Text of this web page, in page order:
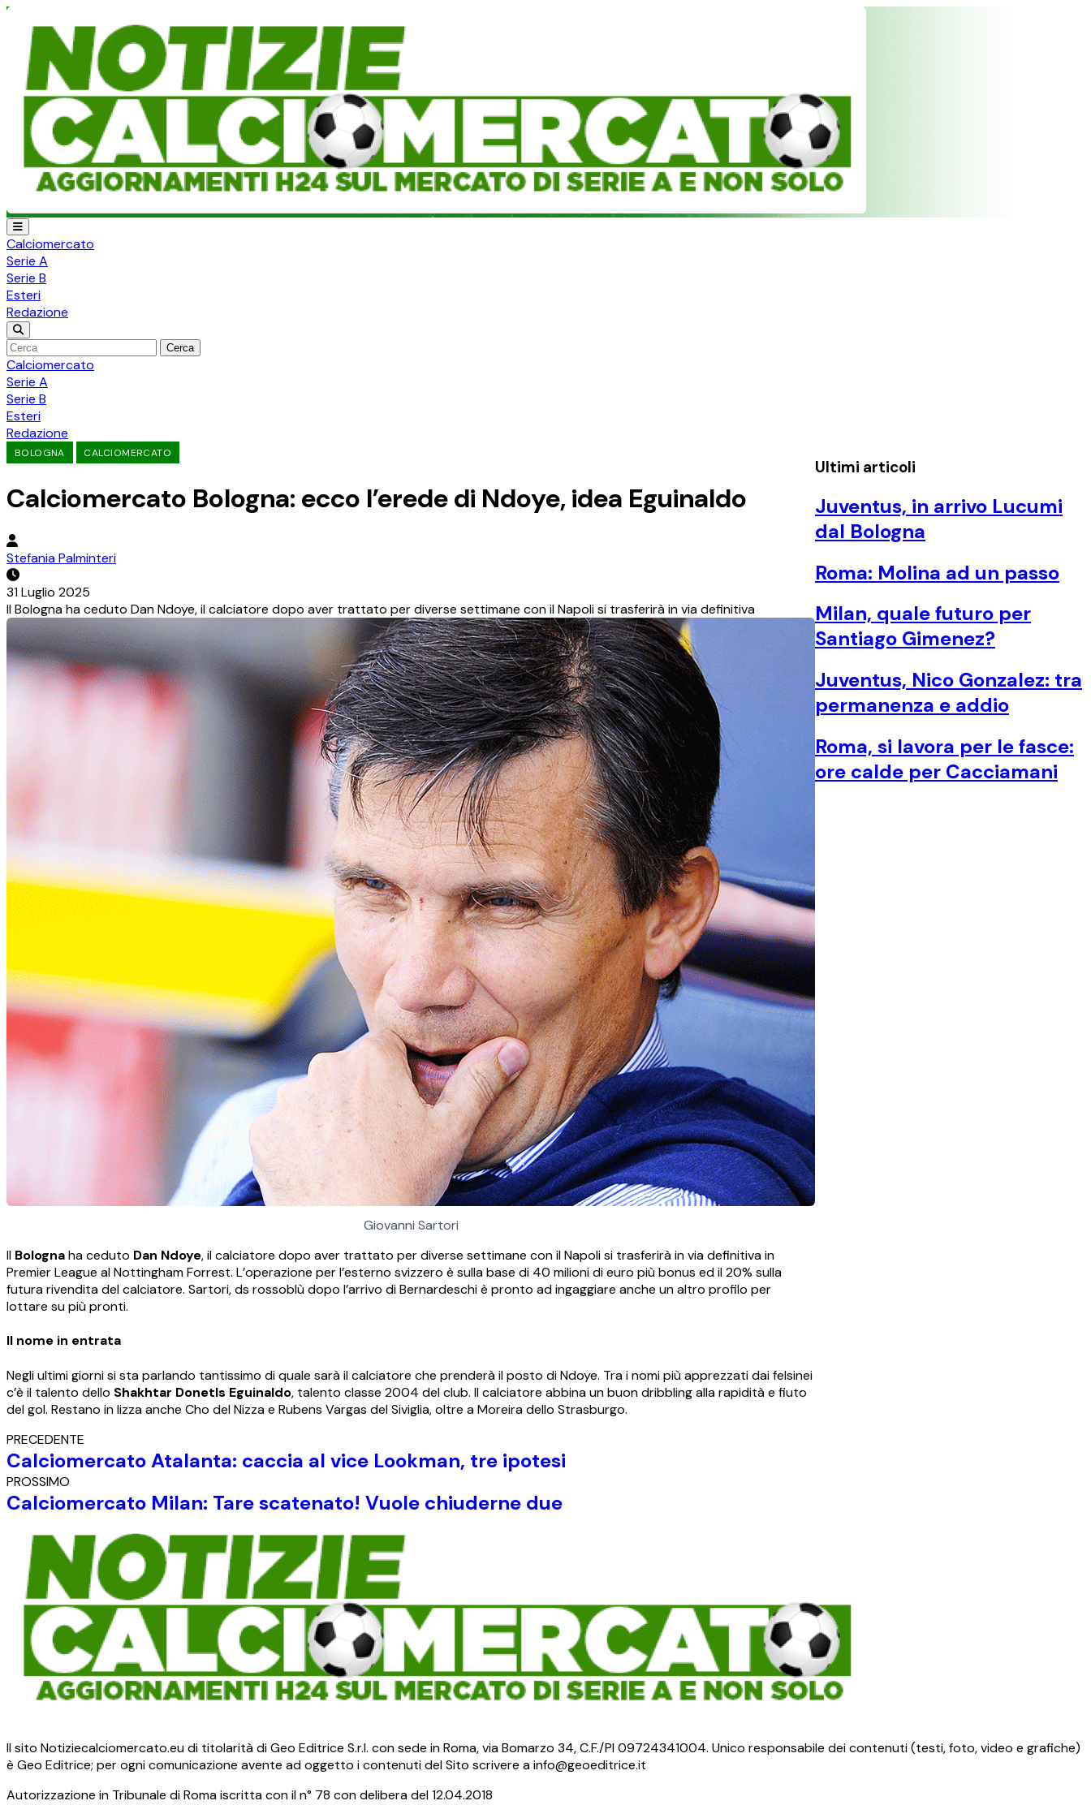
Calciomercato
Serie A
Serie B
Esteri
Redazione
Cerca
Calciomercato
Serie A
Serie B
Esteri
Redazione
BOLOGNA CALCIOMERCATO
Calciomercato Bologna: ecco l’erede di Ndoye, idea Eguinaldo
Stefania Palminteri
31 Luglio 2025
Il Bologna ha ceduto Dan Ndoye, il calciatore dopo aver trattato per diverse settimane con il Napoli si trasferirà in via definitiva
Giovanni Sartori
Il Bolognaha ceduto Dan Ndoye, il calciatore dopo aver trattato per diverse settimane con il Napoli si trasferirà in via definitiva in
Premier League al Nottingham Forrest. L’operazione per l’esterno svizzero è sulla base di 40 milioni di euro più bonus ed il 20% sulla
futura rivendita del calciatore. Sartori, ds rossoblù dopo l’arrivo di Bernardeschi è pronto ad ingaggiare anche un altro profilo per
lottare su più pronti.
Il nome in entrata
Negli ultimi giorni si sta parlando tantissimo di quale sarà il calciatore che prenderà il posto di Ndoye. Tra i nomi più apprezzati dai felsinei
c’è il talento dello Shakhtar Donetls Eguinaldo, talento classe 2004 del club. Il calciatore abbina un buon dribbling alla rapidità e fiuto
del gol. Restano in lizza anche Cho del Nizza e Rubens Vargas del Siviglia, oltre a Moreira dello Strasburgo.
PRECEDENTE
Calciomercato Atalanta: caccia al vice Lookman, tre ipotesi
PROSSIMO
Calciomercato Milan: Tare scatenato! Vuole chiuderne due
Ultimi articoli
Juventus, in arrivo Lucumi
dal Bologna
Roma: Molina ad un passo
Milan, quale futuro per
Santiago Gimenez?
Juventus, Nico Gonzalez: tra
permanenza e addio
Roma, si lavora per le fasce:
ore calde per Cacciamani
Il sito Notiziecalciomercato.eu di titolarità di Geo Editrice S.r.l. con sede in Roma, via Bomarzo 34, C.F./PI 09724341004. Unico responsabile dei contenuti (testi, foto, video e grafiche)
è Geo Editrice; per ogni comunicazione avente ad oggetto i contenuti del Sito scrivere a info@geoeditrice.it
Autorizzazione in Tribunale di Roma iscritta con il n° 78 con delibera del 12.04.2018